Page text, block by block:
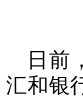
日前
汇和银